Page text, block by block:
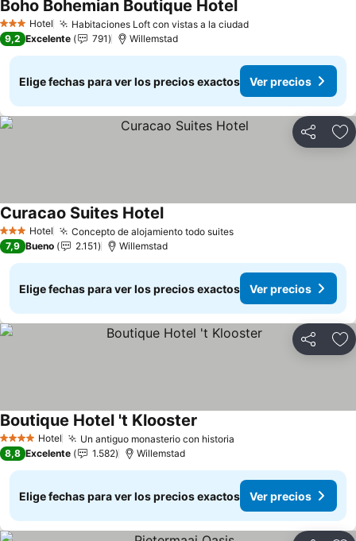
3 Estrellas
Hotel Habitaciones Loft con vistas a la ciudadVer precios
Boho Bohemian Boutique HotelVer precios
9,2 Excelente 791 Willemstad
Elige fechas para ver los precios exactos Ver precios
Compartir
3 Estrellas
Hotel Concepto de alojamiento todo suitesVer precios
Curacao Suites HotelVer precios
7,9 Bueno 2.151 Willemstad
Elige fechas para ver los precios exactos Ver precios
Compartir
4 EstrellasHotel Un antiguo monasterio con historia
Boutique Hotel 't Klooster
8,8 Excelente 1.582 Willemstad
Elige fechas para ver los precios exactos Ver precios